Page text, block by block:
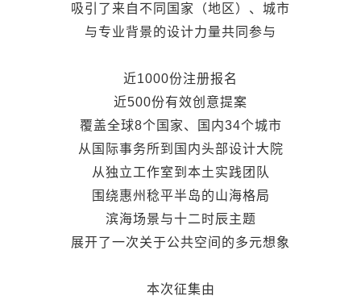
吸引了来自不同国家（地区）、城市
与专业背景的设计力量共同参与
近1000份注册报名
近500份有效创意提案
覆盖全球8个国家、
国内34个城市
从国际事务所到国内头部设计大院
从独立工作室到本土实践团队
围绕惠州稔平半岛的山海格局
滨海场景与十二时辰主题
展开了一次关于公共空间的多元想象
本次征集由